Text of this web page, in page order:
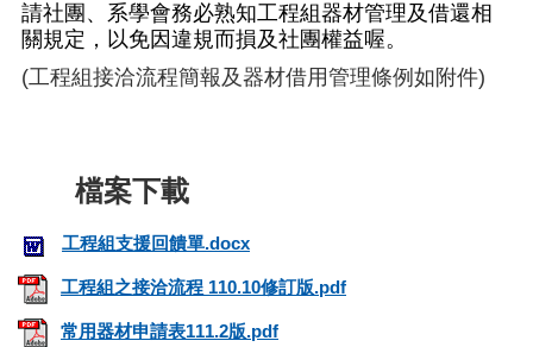
請社團、系學會務必熟知工程組器材管理及借還相
關規定，以免因違規而損及社團權益喔。
(工程組接洽流程簡報及器材借用管理條例如附件)
工程組支援回饋單.docx
工程組之接洽流程 110.10修訂版.pdf
常用器材申請表111.2版.pdf